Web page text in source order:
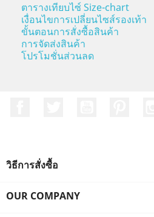
ตารางเทียบไซ์ Size-chart
เงื่อนไขการเปลี่ยนไซส์รองเท้า
ขั้นตอนการสั่งซื้อสินค้า
การจัดส่งสินค้า
โปรโมชั่นส่วนลด
วิธีการสั่งซื้อ
OUR COMPANY